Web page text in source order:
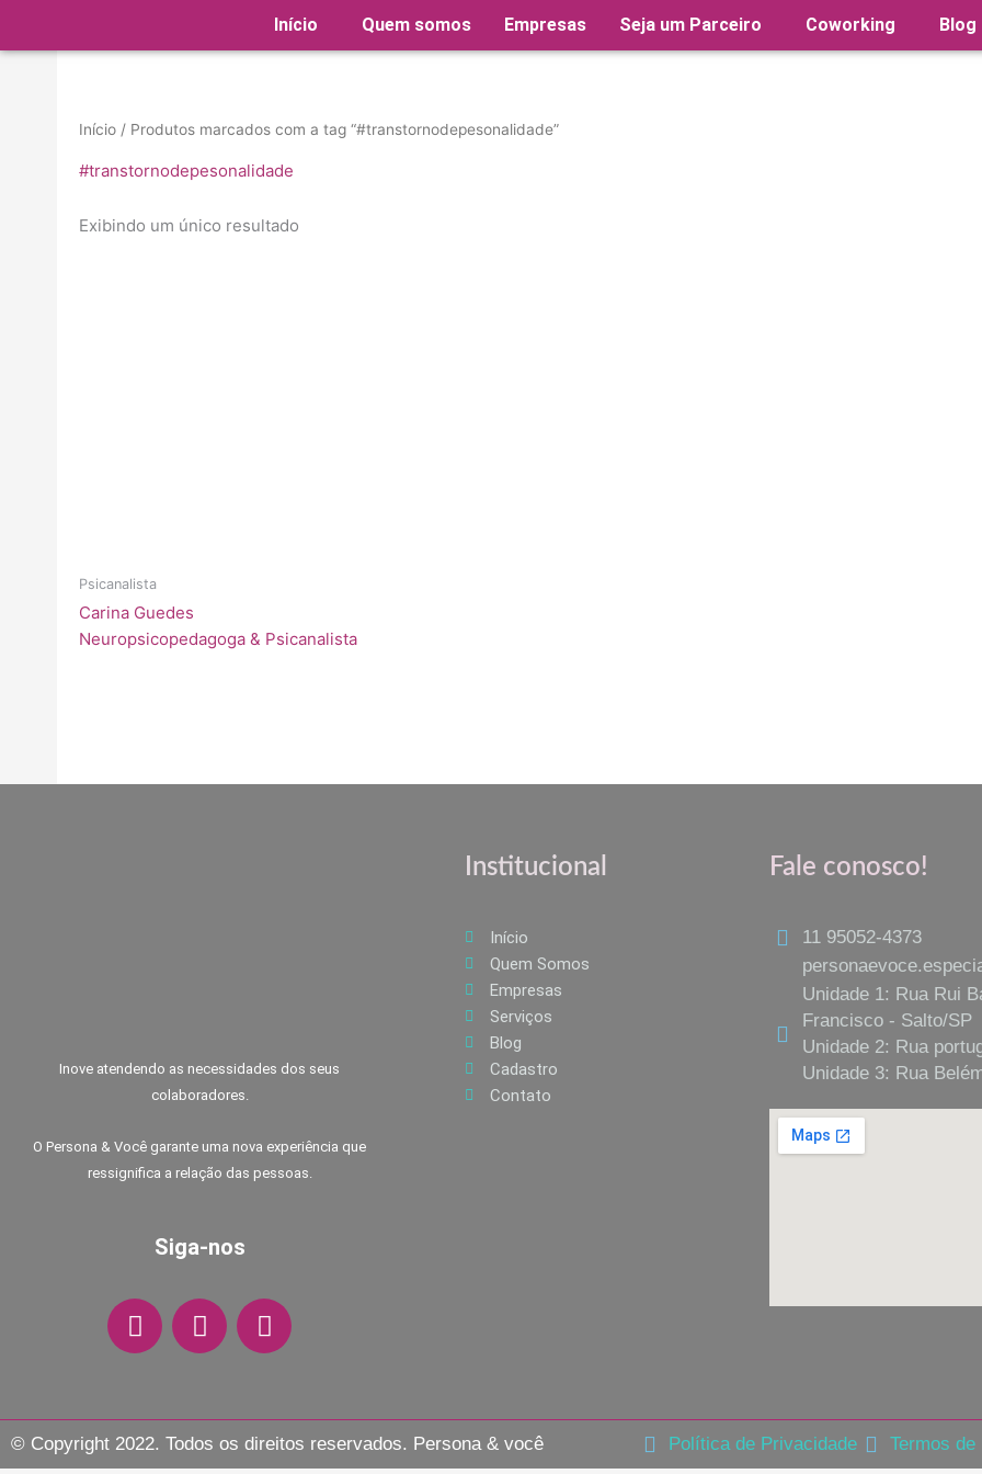
Início Quem somos Empresas Seja um Parceiro Coworking Blog
Início / Produtos marcados com a tag “#transtornodepesonalidade”
#transtornodepesonalidade
Exibindo um único resultado
Psicanalista
Carina Guedes
Neuropsicopedagoga & Psicanalista
Inove atendendo as necessidades dos seus
colaboradores.
O Persona & Você garante uma nova experiência que
ressignifica a relação das pessoas.
Siga-nos
F
a
b
o
I
n
a
g
W
h
s
a
Institucional
Início
Quem Somos
Empresas
Serviços
Blog
Cadastro
Contato
Fale conosco!
11 95052-4373
Unidade 1: Rua Rui
Francisco - Salto/SP
Unidade 2: Rua
Unidade 3: Rua
© Copyright 2022. Todos os direitos reservados. Persona & você Política de Privacidade Termos de